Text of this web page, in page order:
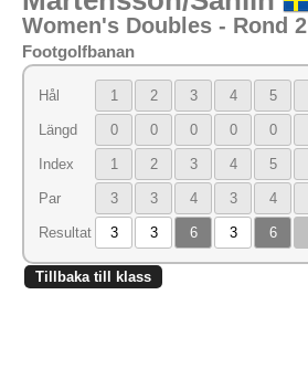
Women's Doubles - Rond 2
Footgolfbanan
Hål 1 2 3 4 5
Längd 0 0 0 0 0
Index 1 2 3 4 5
Par 3 3 4 3 4
Resultat 3 3 6 3 6
Tillbaka till klass